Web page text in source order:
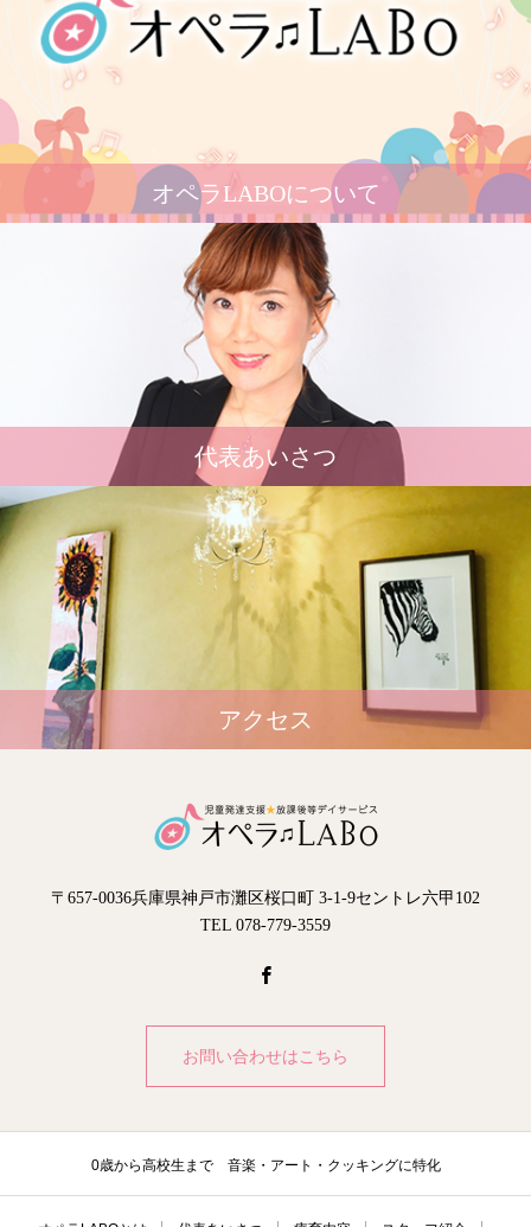
オペラLABOについて
代表あいさつ
アクセス
〒657-0036兵庫県神戸市灘区桜口町 3-1-9セントレ六甲102
TEL 078-779-3559
お問い合わせはこちら
0歳から高校生まで 音楽・アート・クッキングに特化